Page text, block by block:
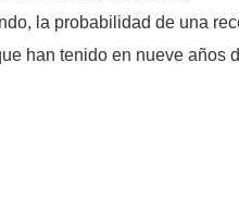
la probabilidad de una
han tenido en nueve años